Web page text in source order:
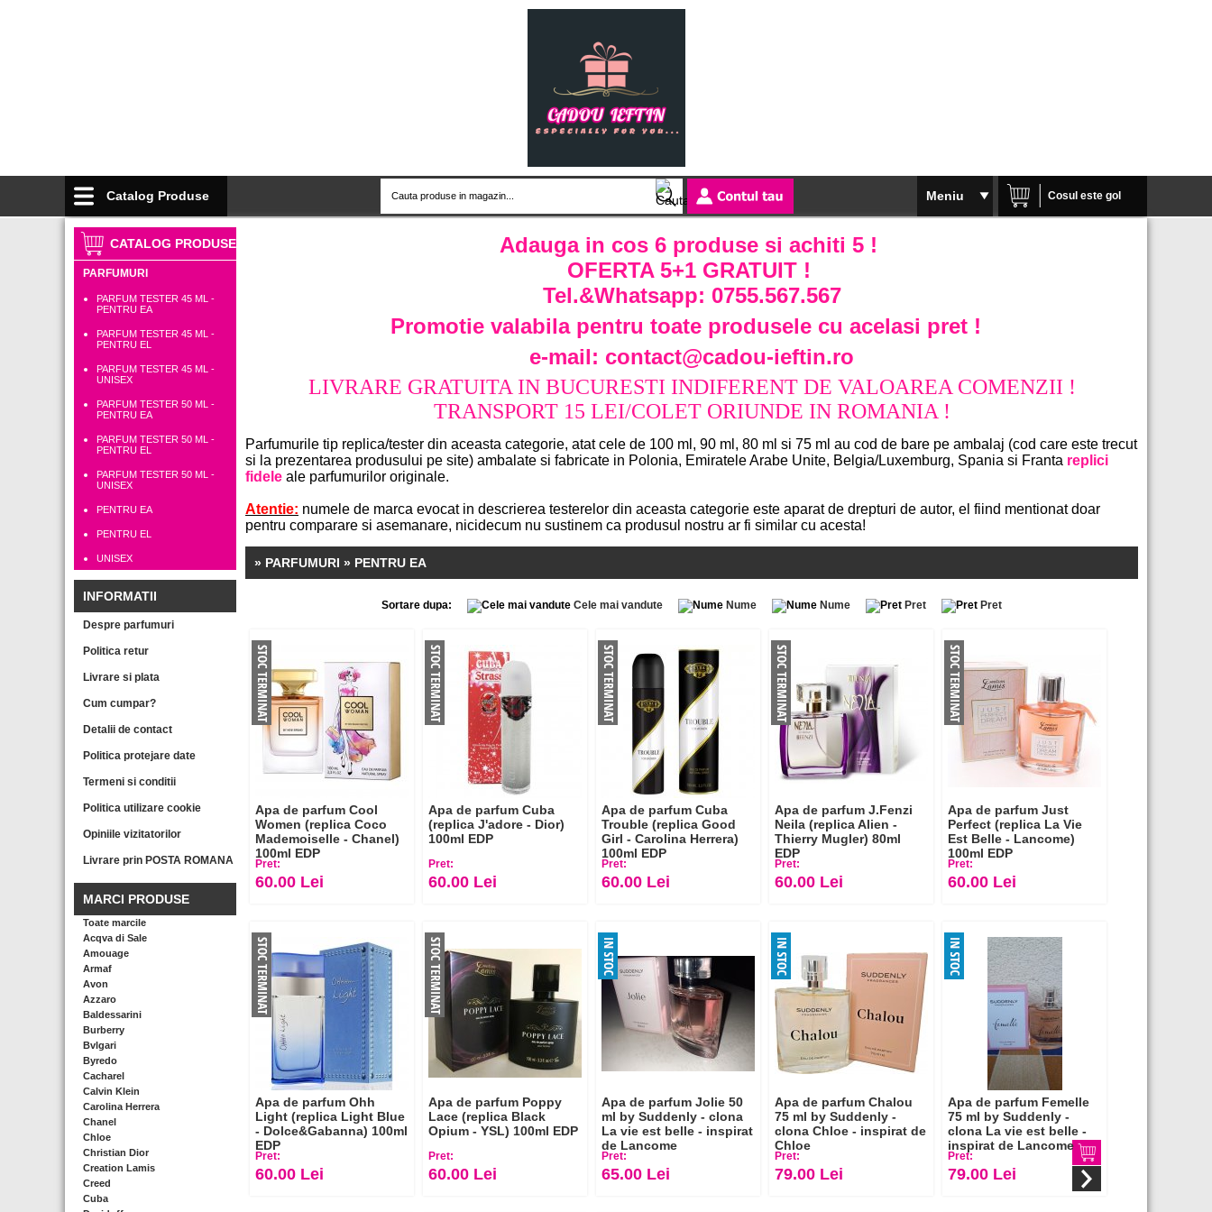
Catalog Produse Meniu Cosul este gol
CATALOG PRODUSE
PARFUMURI
PARFUM TESTER 45 ML -
PENTRU EA
PARFUM TESTER 45 ML -
PENTRU EL
PARFUM TESTER 45 ML -
UNISEX
PARFUM TESTER 50 ML -
PENTRU EA
PARFUM TESTER 50 ML -
PENTRU EL
PARFUM TESTER 50 ML -
UNISEX
PENTRU EA
PENTRU EL
UNISEX
INFORMATII
Despre parfumuri
Politica retur
Livrare si plata
Cum cumpar?
Detalii de contact
Politica protejare date
Termeni si conditii
Politica utilizare cookie
Opiniile vizitatorilor
Livrare prin POSTA ROMANA
MARCI PRODUSE
Toate marcile
Acqva di Sale
Amouage
Armaf
Avon
Azzaro
Baldessarini
Burberry
Bvlgari
Byredo
Cacharel
Calvin Klein
Carolina Herrera
Chanel
Chloe
Christian Dior
Creation Lamis
Creed
Cuba
Adauga in cos 6 produse si achiti 5 !
OFERTA 5+1 GRATUIT !
Tel.&Whatsapp: 0755.567.567
Promotie valabila pentru toate produsele cu acelasi pret !
e-mail: contact@cadou-ieftin.ro
LIVRARE GRATUITA IN BUCURESTI INDIFERENT DE VALOAREA COMENZII !
TRANSPORT 15 LEI/COLET ORIUNDE IN ROMANIA !
Parfumurile tip replica/tester din aceasta categorie, atat cele de 100 ml, 90 ml, 80 ml si 75 ml au cod de bare pe ambalaj (cod care este trecut
si la prezentarea produsului pe site) ambalate si fabricate in Polonia, Emiratele Arabe Unite, Belgia/Luxemburg, Spania si Franta replici
fidele ale parfumurilor originale.
Atentie: numele de marca evocat in descrierea testerelor din aceasta categorie este aparat de drepturi de autor, el fiind mentionat doar
pentru comparare si asemanare, nicidecum nu sustinem ca produsul nostru ar fi similar cu acesta!
» PARFUMURI » PENTRU EA
Sortare dupa: Cele mai vandute Nume Nume Pret Pret
Apa de parfum Cool
Women (replica Coco
Mademoiselle - Chanel)
100ml EDP
Pret:
60.00 Lei
Apa de parfum Cuba
(replica J'adore - Dior)
100ml EDP
Pret:
60.00 Lei
Apa de parfum Cuba
Trouble (replica Good
Girl - Carolina Herrera)
100ml EDP
Pret:
60.00 Lei
Apa de parfum J.Fenzi
Neila (replica Alien -
Thierry Mugler) 80ml
EDP
Pret:
60.00 Lei
Apa de parfum Just
Perfect (replica La Vie
Est Belle - Lancome)
100ml EDP
Pret:
60.00 Lei
Apa de parfum Ohh
Light (replica Light Blue
- Dolce&Gabanna) 100ml
EDP
Pret:
60.00 Lei
Apa de parfum Poppy
Lace (replica Black
Opium - YSL) 100ml EDP
Pret:
60.00 Lei
Apa de parfum Jolie 50
ml by Suddenly - clona
La vie est belle - inspirat
de Lancome
Pret:
65.00 Lei
Apa de parfum Chalou
75 ml by Suddenly -
clona Chloe - inspirat de
Chloe
Pret:
79.00 Lei
Apa de parfum Femelle
75 ml by Suddenly -
clona La vie est belle -
inspirat de Lancome
Pret:
79.00 Lei